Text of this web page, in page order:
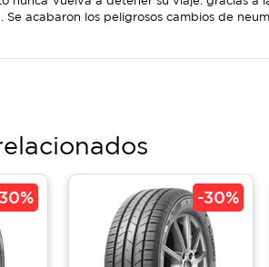
Se acabaron los peligrosos cambios de
30% -30%